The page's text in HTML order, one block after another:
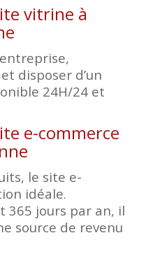
vitrine à
disposer d’un
24H/24 et
e-commerce
le site e-
idéale.
365 jours par an, il
source de revenu